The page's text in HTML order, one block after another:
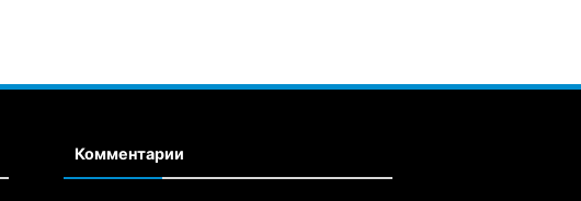
Комментарии